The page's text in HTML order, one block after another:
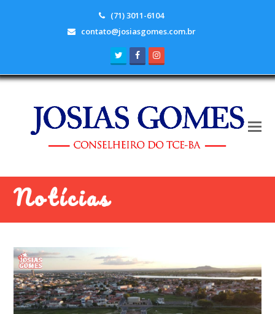
(71) 3011-6104
contato@josiasgomes.com.br
TwitterFacebook
Notícias